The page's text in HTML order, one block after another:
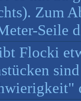
Zum
Seile
Flocki